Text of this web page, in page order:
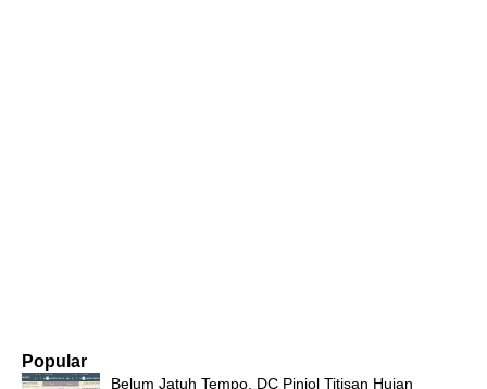
Popular
Belum Jatuh Tempo, DC Pinjol Titisan Hujan